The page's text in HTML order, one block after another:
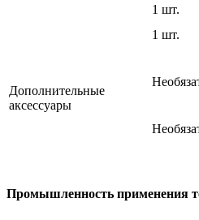
1 шт.
1 шт.
Дополнительные
аксессуары
Промышленность применения